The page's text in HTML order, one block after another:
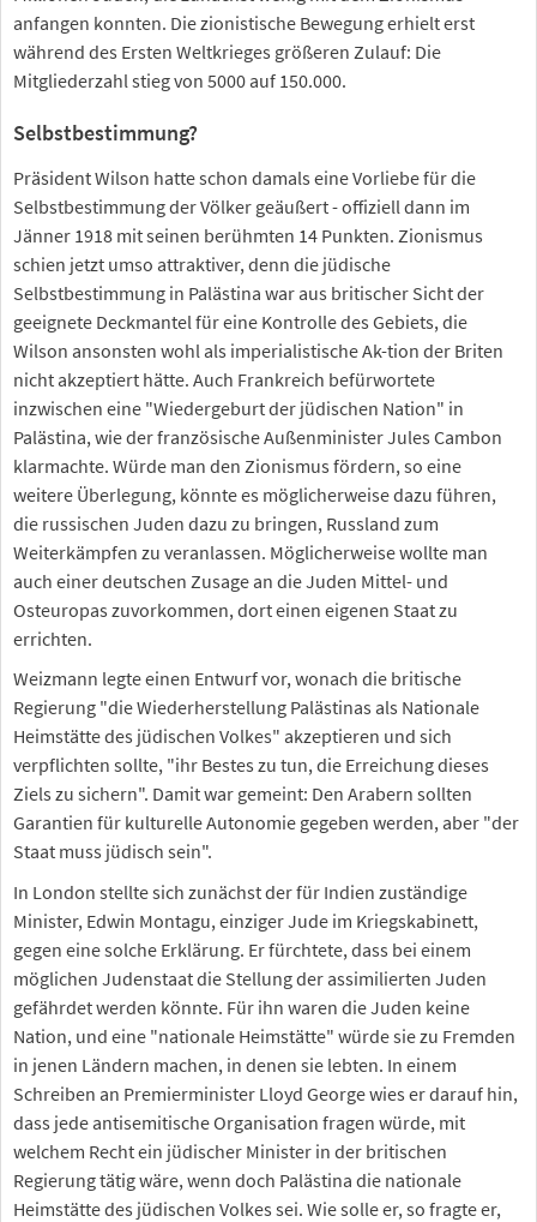
anfangen konnten. Die zionistische Bewegung erhielt erst
während des Ersten Weltkrieges größeren Zulauf: Die
Mitgliederzahl stieg von 5000 auf 150.000.
Selbstbestimmung?
Präsident Wilson hatte schon damals eine Vorliebe für die
Selbstbestimmung der Völker geäußert - offiziell dann im
Jänner 1918 mit seinen berühmten 14 Punkten. Zionismus
schien jetzt umso attraktiver, denn die jüdische
Selbstbestimmung in Palästina war aus britischer Sicht der
geeignete Deckmantel für eine Kontrolle des Gebiets, die
Wilson ansonsten wohl als imperialistische Ak-tion der Briten
nicht akzeptiert hätte. Auch Frankreich befürwortete
inzwischen eine "Wiedergeburt der jüdischen Nation" in
Palästina, wie der französische Außenminister Jules Cambon
klarmachte. Würde man den Zionismus fördern, so eine
weitere Überlegung, könnte es möglicherweise dazu führen,
die russischen Juden dazu zu bringen, Russland zum
Weiterkämpfen zu veranlassen. Möglicherweise wollte man
auch einer deutschen Zusage an die Juden Mittel- und
Osteuropas zuvorkommen, dort einen eigenen Staat zu
errichten.
Weizmann legte einen Entwurf vor, wonach die britische
Regierung "die Wiederherstellung Palästinas als Nationale
Heimstätte des jüdischen Volkes" akzeptieren und sich
verpflichten sollte, "ihr Bestes zu tun, die Erreichung dieses
Ziels zu sichern". Damit war gemeint: Den Arabern sollten
Garantien für kulturelle Autonomie gegeben werden, aber "der
Staat muss jüdisch sein".
In London stellte sich zunächst der für Indien zuständige
Minister, Edwin Montagu, einziger Jude im Kriegskabinett,
gegen eine solche Erklärung. Er fürchtete, dass bei einem
möglichen Judenstaat die Stellung der assimilierten Juden
gefährdet werden könnte. Für ihn waren die Juden keine
Nation, und eine "nationale Heimstätte" würde sie zu Fremden
in jenen Ländern machen, in denen sie lebten. In einem
Schreiben an Premierminister Lloyd George wies er darauf hin,
dass jede antisemitische Organisation fragen würde, mit
welchem Recht ein jüdischer Minister in der britischen
Regierung tätig wäre, wenn doch Palästina die nationale
Heimstätte des jüdischen Volkes sei. Wie solle er, so fragte er,